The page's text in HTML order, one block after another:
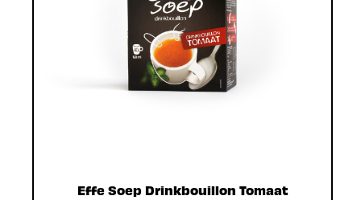
Effe Soep Drinkbouillon Tomaat